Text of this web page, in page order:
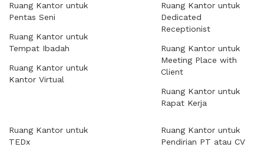
Ruang Kantor untuk
Pentas Seni
Ruang Kantor untuk
Tempat Ibadah
Ruang Kantor untuk
Kantor Virtual
Ruang Kantor untuk
Dedicated
Receptionist
Ruang Kantor untuk
Meeting Place with
Client
Ruang Kantor untuk
Rapat Kerja
Ruang Kantor untuk
TEDx
Ruang Kantor untuk
Pendirian PT atau CV